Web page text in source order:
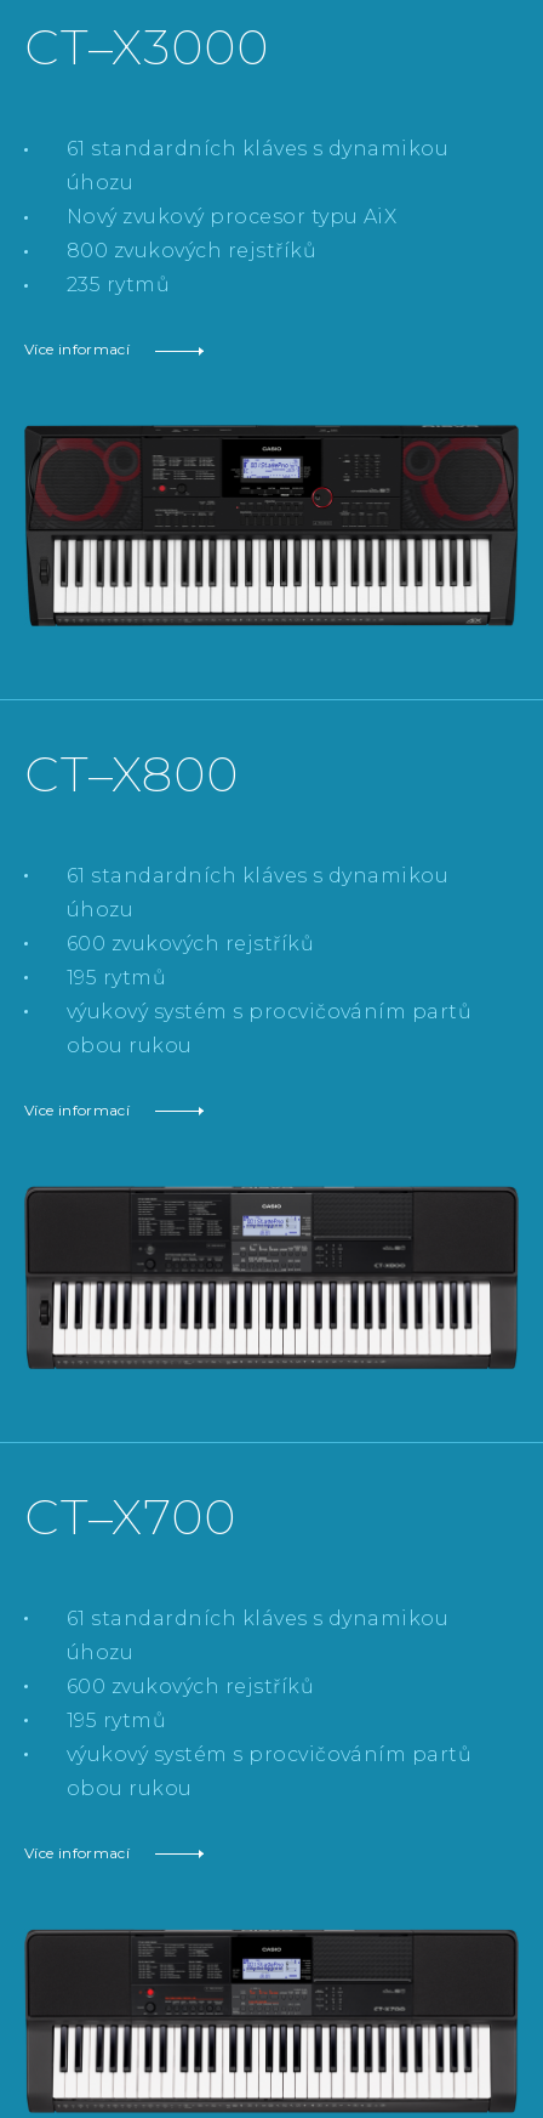
CT–X3000
61 standardních kláves s dynamikou
úhozu
Nový zvukový procesor typu AiX
800 zvukových rejstříků
235 rytmů
Více informací
CT–X800
61 standardních kláves s dynamikou
úhozu
600 zvukových rejstříků
195 rytmů
výukový systém s procvičováním partů
obou rukou
Více informací
CT–X700
61 standardních kláves s dynamikou
úhozu
600 zvukových rejstříků
195 rytmů
výukový systém s procvičováním partů
obou rukou
Více informací